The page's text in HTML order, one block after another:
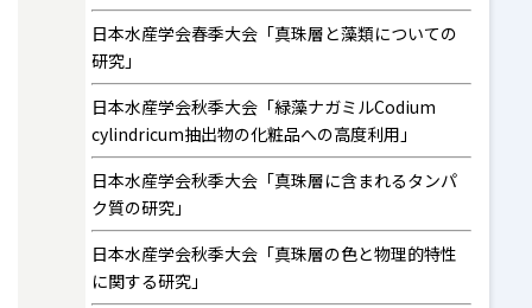
日本水産学会春季大会「真珠層と藻類についての
研究」
日本水産学会秋季大会「緑藻ナガミルCodium
cylindricum抽出物の化粧品への高度利用」
日本水産学会秋季大会「真珠層に含まれるタンパ
ク質の研究」
日本水産学会秋季大会「真珠層の色と物理的特性
に関する研究」